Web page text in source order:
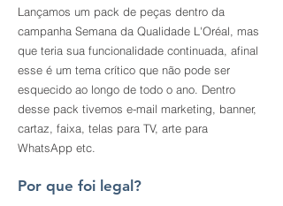
Lançamos um pack de peças dentro da
campanha Semana da Qualidade L'Oréal, mas
que teria sua funcionalidade continuada, afinal
esse é um tema crítico que não pode ser
esquecido ao longo de todo o ano. Dentro
desse pack tivemos e-mail marketing, banner,
cartaz, faixa, telas para TV, arte para
WhatsApp etc.
Por que foi legal?